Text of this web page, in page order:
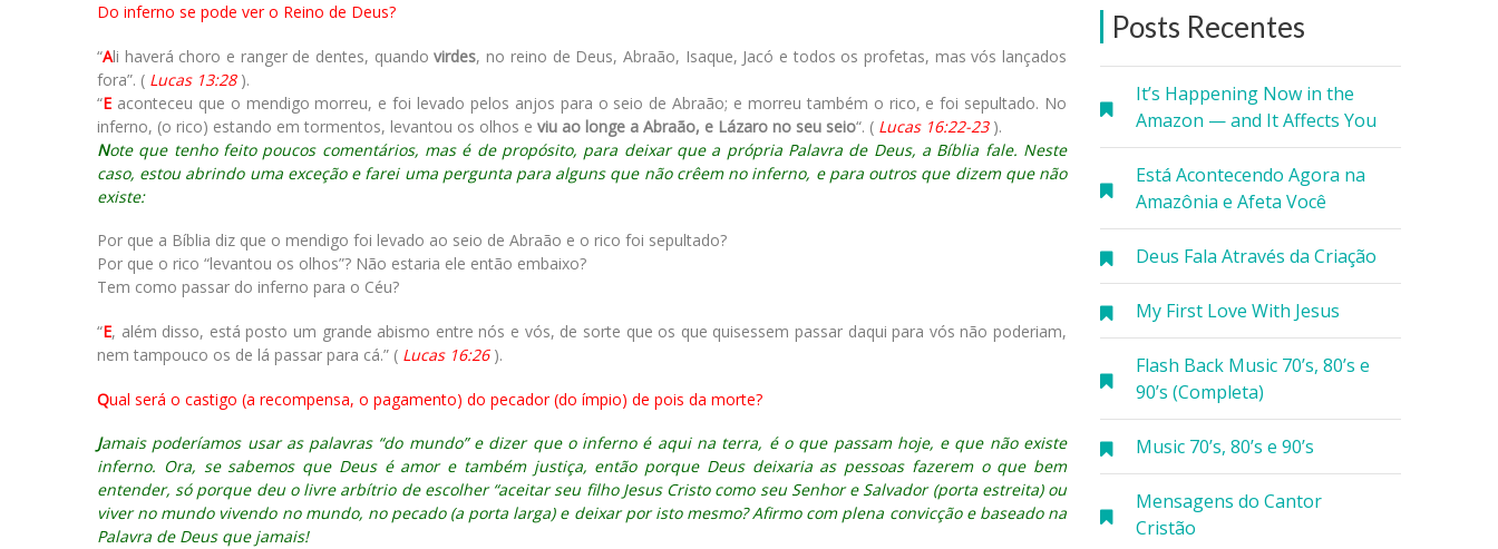
Posts Recentes
It’s Happening Now in the
Amazon — and It Affects You
Está Acontecendo Agora na
Amazônia e Afeta Você
Deus Fala Através da Criação
My First Love With Jesus
Flash Back Music 70’s, 80’s e
90’s (Completa)
Music 70’s, 80’s e 90’s
Mensagens do Cantor
Cristão
Do inferno se pode ver o Reino de Deus?
“Ali haverá choro e ranger de dentes, quandovirdes, no reino de Deus, Abraão, Isaque, Jacó e todos os profetas, mas vós lançados
fora”. ( Lucas 13:28).
“E aconteceu que o mendigo morreu, e foi levado pelos anjos para o seio de Abraão; e morreu também o rico, e foi sepultado. No
inferno, (o rico) estando em tormentos, levantou os olhos e viu ao longe a Abraão, e Lázaro no seu seio“. ( Lucas 16:22-23).
Note que tenho feito poucos comentários, mas é de propósito, para deixar que a própria Palavra de Deus, a Bíblia fale. Neste
caso, estou abrindo uma exceção e farei uma pergunta para alguns que não crêem no inferno, e para outros que dizem que não
existe:
Por que a Bíblia diz que o mendigo foi levado ao seio de Abraão e o rico foi sepultado?
Por que o rico “levantou os olhos”? Não estaria ele então embaixo?
Tem como passar do inferno para o Céu?
“E, além disso, está posto um grande abismo entre nós e vós, de sorte que os que quisessem passar daqui para vós não poderiam,
nem tampouco os de lá passar para cá.” ( Lucas 16:26).
Qual será o castigo (a recompensa, o pagamento) do pecador (do ímpio) de pois da morte?
Jamais poderíamos usar as palavras “do mundo” e dizer que o inferno é aqui na terra, é o que passam hoje, e que não existe
inferno. Ora, se sabemos que Deus é amor e também justiça, então porque Deus deixaria as pessoas fazerem o que bem
entender, só porque deu o livre arbítrio de escolher “aceitar seu filho Jesus Cristo como seu Senhor e Salvador (porta estreita) ou
viver no mundo vivendo no mundo, no pecado (a porta larga) e deixar por isto mesmo? Afirmo com plena convicção e baseado na
Palavra de Deus que jamais!